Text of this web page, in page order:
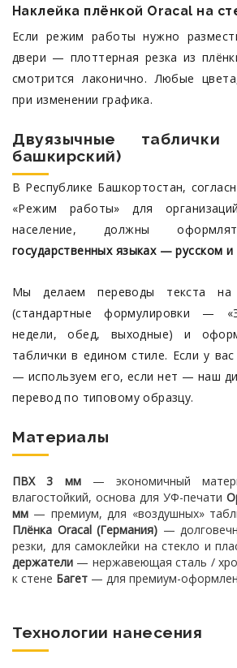
Наклейка плёнкой Oracal на
Если режим работы нужно
двери — плоттерная резка из
смотрится лаконично. Любые
при изменении графика.
Двуязычные
башкирский)
В Республике Башкортостан,
«Режим работы» для
население, должны
государственных языках — русском
Мы делаем переводы текста на
(стандартные формулировки —
недели, обед, выходные) и
таблички в едином стиле. Если у
— используем его, если нет — наш
перевод по типовому образцу.
Материалы
ПВХ 3 мм— экономичный
влагостойкий, основа для УФ-печати
мм — премиум, для «воздушных»
Плёнка Oracal (Германия) —
резки, для самоклейки на стекло и
держатели — нержавеющая сталь /
к стене Багет — для премиум-
Технологии нанесения